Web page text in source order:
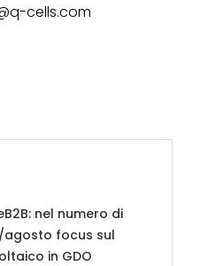
cells.com
nel numero di
agosto focus sul
in GDO